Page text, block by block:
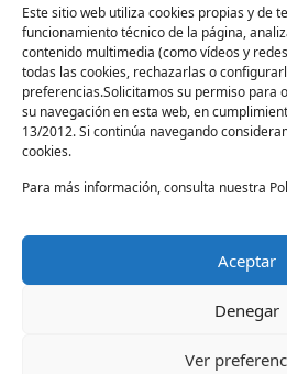
Este sitio web utiliza cookies propias y de
funcionamiento técnico de la página,
contenido multimedia (como vídeos y
todas las cookies, rechazarlas o
preferencias.Solicitamos su permiso para
su navegación en esta web, en
13/2012. Si continúa navegando
cookies.
Para más información, consulta nuestra
Aceptar
Denegar
Ver
Modalidad F5 F4 Parado
Modalidad